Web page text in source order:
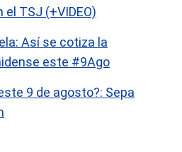
TSJ (+VIDEO)
Así se cotiza la
este #9Ago
9 de agosto?: Sepa